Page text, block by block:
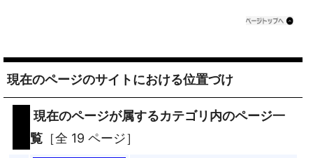
現在のページのサイトにおける位置づけ
現在のページが属するカテゴリ内のページ一
覧 ［全 19 ページ］